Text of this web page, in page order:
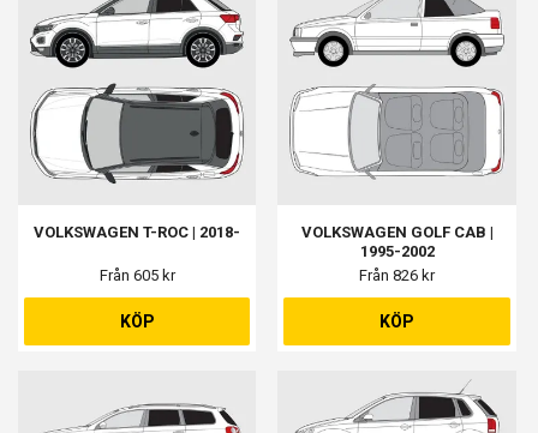
VOLKSWAGEN T-ROC | 2018-
Från 605 kr
KÖP
VOLKSWAGEN GOLF CAB |
1995-2002
Från 826 kr
KÖP